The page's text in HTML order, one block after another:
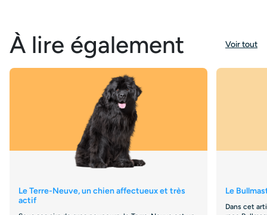
À lire également Voir tout
Le Terre-Neuve, un chien affectueux et très
actif
Le
Dans cet